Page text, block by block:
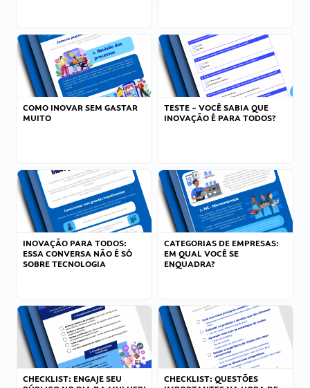
COMO INOVAR SEM GASTAR
MUITO
TESTE – VOCÊ SABIA QUE
INOVAÇÃO É PARA TODOS?
INOVAÇÃO PARA TODOS:
ESSA CONVERSA NÃO É SÓ
SOBRE TECNOLOGIA
CATEGORIAS DE EMPRESAS:
EM QUAL VOCÊ SE
ENQUADRA?
CHECKLIST: ENGAJE SEU
CHECKLIST: QUESTÕES